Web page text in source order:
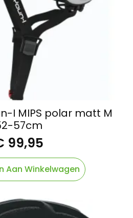
I MIPS polar matt M
57cm
99,95
Aan Winkelwagen